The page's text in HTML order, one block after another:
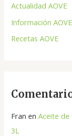
o
r
Actualidad AOVE
Información AOVE
Recetas AOVE
Fran enAceite de
3L